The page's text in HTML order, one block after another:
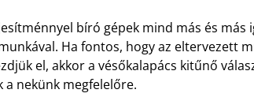
bíró gépek mind más és más
Ha fontos, hogy az eltervezett
el, akkor a vésőkalapács kitűnő
nekünk megfelelőre.